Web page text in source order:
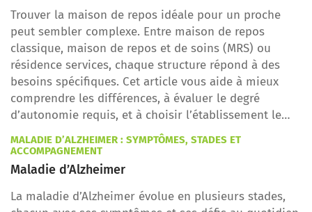
Trouver la maison de repos idéale pour un proche
peut sembler complexe. Entre maison de repos
classique, maison de repos et de soins (MRS) ou
résidence services, chaque structure répond à des
besoins spécifiques. Cet article vous aide à mieux
comprendre les différences, à évaluer le degré
d’autonomie requis, et à choisir l’établissement le
plus adapté à votre situation.
MALADIE D’ALZHEIMER : SYMPTÔMES, STADES ET
ACCOMPAGNEMENT
Maladie d’Alzheimer
La maladie d’Alzheimer évolue en plusieurs stades,